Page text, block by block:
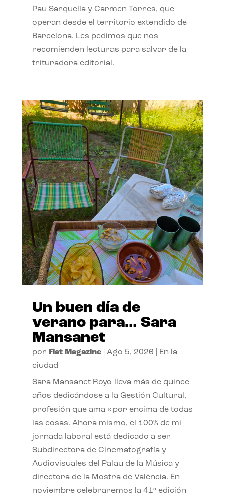
Pau Sarquella y Carmen Torres, que
operan desde el territorio extendido de
Barcelona. Les pedimos que nos
recomienden lecturas para salvar de la
trituradora editorial.
Un buen día de
verano para… Sara
Mansanet
por Flat Magazine| Ago 5, 2026
En la
ciudad
Sara Mansanet Royo lleva más de quince
años dedicándose a la Gestión Cultural,
profesión que ama «por encima de todas
las cosas. Ahora mismo, el 100% de mi
jornada laboral está dedicado a ser
Subdirectora de Cinematografía y
Audiovisuales del Palau de la Música y
directora de la Mostra de València. En
noviembre celebraremos la 41ª edición